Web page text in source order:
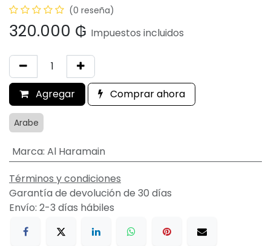
(0 reseña)
320.000 ₲ Impuestos incluidos
Agregar Comprar ahora
Arabe
Marca: Al Haramain
Términos y condiciones
Garantía de devolución de 30 días
Envío: 2-3 días hábiles